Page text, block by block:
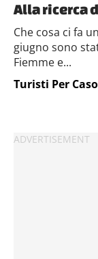
Alla ricerca
Che cosa ci fa
giugno sono
Fiemme e...
Turisti Per